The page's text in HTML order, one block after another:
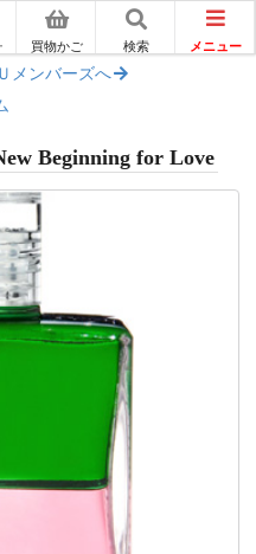
買物かご 検索 メニュー
メンバーズへ
Beginning for Love